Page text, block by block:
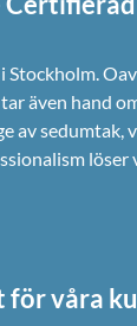
även hand
av
för våra